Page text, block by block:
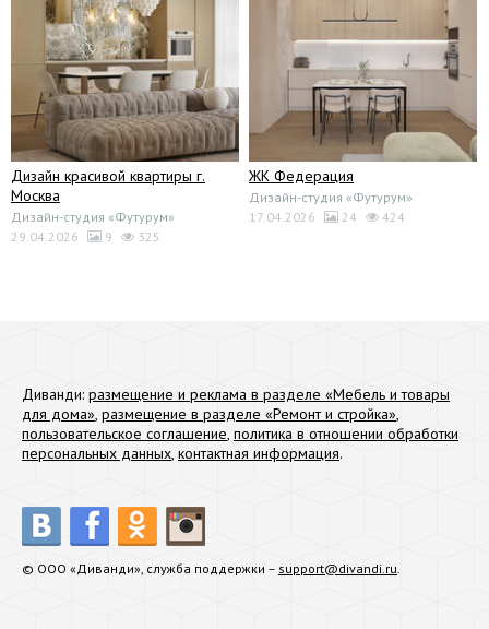
Дизайн красивой квартиры г.
Москва
Дизайн-студия «Футурум»
29.04.2026
9 325
ЖК Федерация
Дизайн-студия «Футурум»
17.04.2026
24 424
Диванди: размещение и реклама в разделе «Мебель и товары
для дома», размещение в разделе «Ремонт и стройка»,
пользовательское соглашение, политика в отношении обработки
персональных данных, контактная информация.
© ООО «Диванди», служба поддержки – support@divandi.ru.